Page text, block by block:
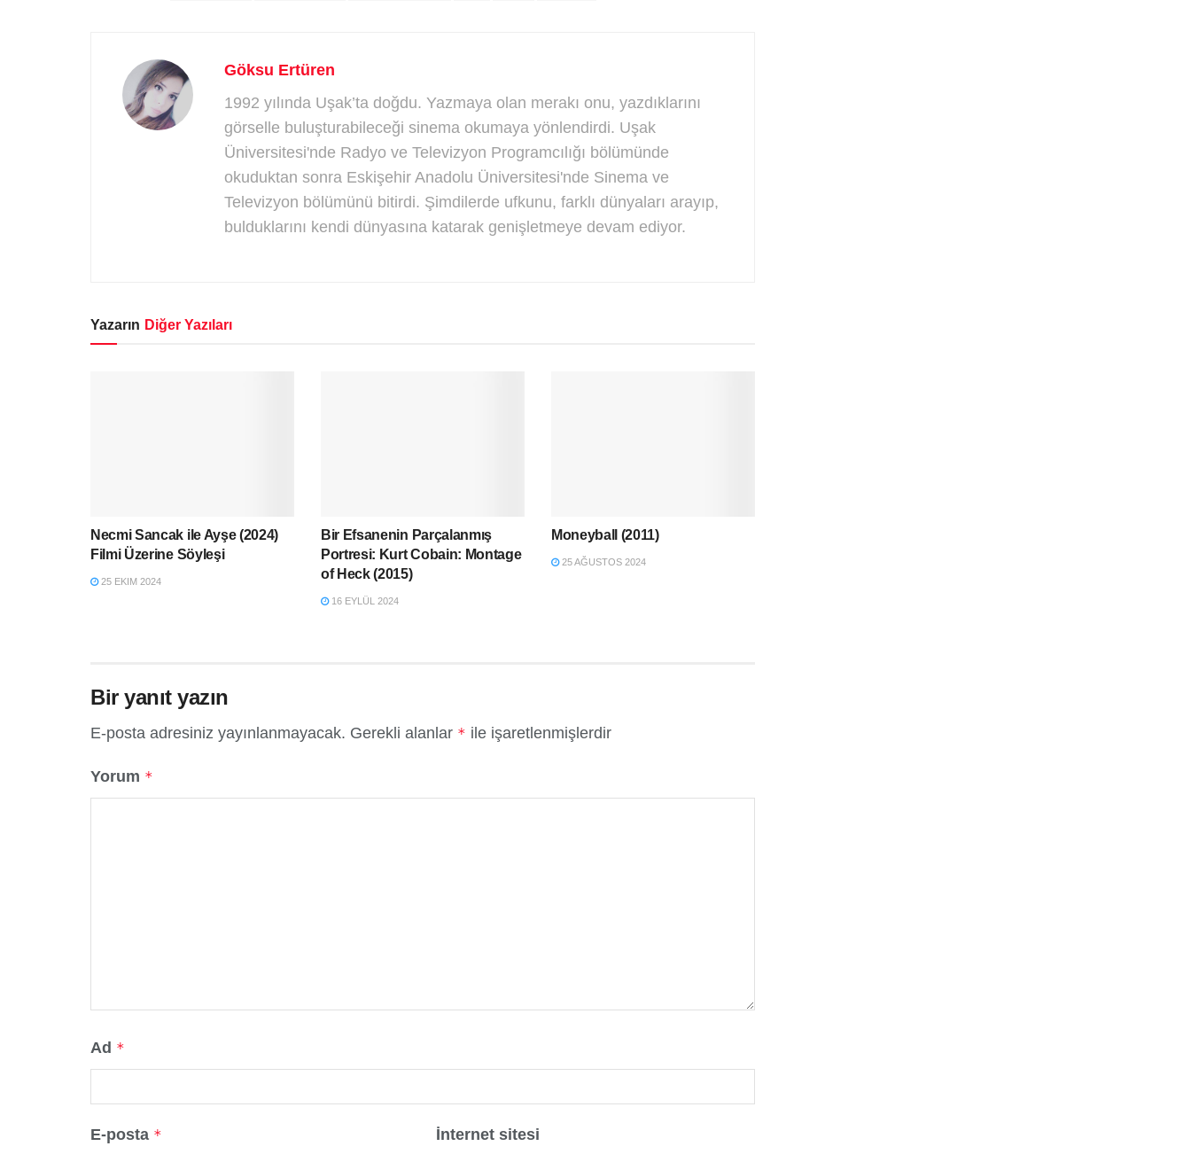
Göksu Ertüren
1992 yılında Uşak’ta doğdu. Yazmaya olan merakı onu, yazdıklarını
görselle buluşturabileceği sinema okumaya yönlendirdi. Uşak
Üniversitesi'nde Radyo ve Televizyon Programcılığı bölümünde
okuduktan sonra Eskişehir Anadolu Üniversitesi'nde Sinema ve
Televizyon bölümünü bitirdi. Şimdilerde ufkunu, farklı dünyaları arayıp,
bulduklarını kendi dünyasına katarak genişletmeye devam ediyor.
Yazarın Diğer Yazıları
Necmi Sancak ile Ayşe (2024)
Filmi Üzerine Söyleşi
25 EKIM 2024
Bir Efsanenin Parçalanmış
Portresi: Kurt Cobain: Montage
of Heck (2015)
16 EYLÜL 2024
Moneyball (2011)
25 AĞUSTOS 2024
Bir yanıt yazın
E-posta adresiniz yayınlanmayacak. Gerekli alanlar * ile işaretlenmişlerdir
Yorum *
Ad *
E-posta * İnternet sitesi